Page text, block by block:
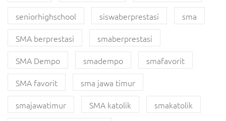
seniorhighschool
siswaberprestasi
sma
SMA berprestasi
smaberprestasi
SMA Dempo
smadempo
smafavorit
SMA favorit
sma jawa timur
smajawatimur
SMA katolik
smakatolik